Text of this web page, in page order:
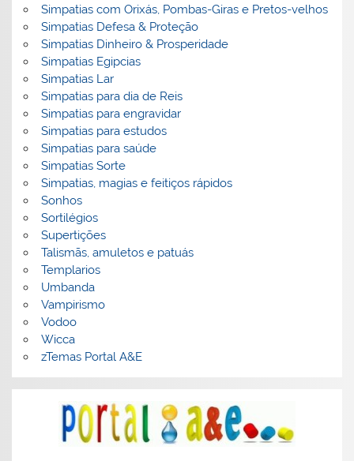
Simpatias com Orixás, Pombas-Giras e Pretos-velhos
Simpatias Defesa & Proteção
Simpatias Dinheiro & Prosperidade
Simpatias Egipcias
Simpatias Lar
Simpatias para dia de Reis
Simpatias para engravidar
Simpatias para estudos
Simpatias para saúde
Simpatias Sorte
Simpatias, magias e feitiços rápidos
Sonhos
Sortilégios
Supertições
Talismãs, amuletos e patuás
Templarios
Umbanda
Vampirismo
Vodoo
Wicca
zTemas Portal A&E